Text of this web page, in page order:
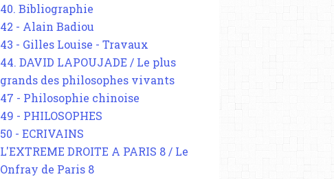
40. Bibliographie
42 - Alain Badiou
43 - Gilles Louise - Travaux
44. DAVID LAPOUJADE / Le plus
grands des philosophes vivants
47 - Philosophie chinoise
49 - PHILOSOPHES
50 - ECRIVAINS
L'EXTREME DROITE A PARIS 8 / Le
Onfray de Paris 8